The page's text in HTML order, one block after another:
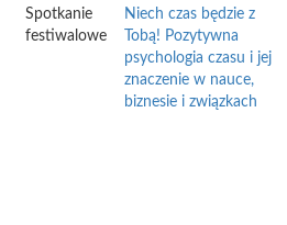
Spotkanie
festiwalowe
Niech czas będzie z
Tobą! Pozytywna
psychologia czasu i jej
znaczenie w nauce,
biznesie i związkach